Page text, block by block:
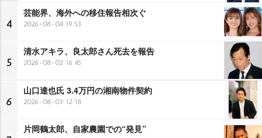
4
芸能界、海外への移住報告相次ぐ
2026-08-04 19:53
5
清水アキラ、良太郎さん死去を報告
2026-08-02 16:45
6
山口達也氏 3.4万円の湘南物件契約
2026-08-03 12:18
片岡鶴太郎、自家農園での“発見”